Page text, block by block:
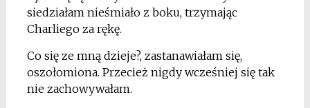
siedziałam nieśmiało z boku, trzymając
Charliego za rękę.
Co się ze mną dzieje?, zastanawiałam się,
oszołomiona. Przecież nigdy wcześniej się tak
nie zachowywałam.